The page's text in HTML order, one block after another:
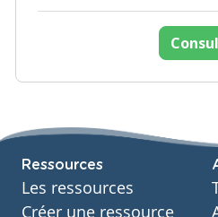
Ressources
Les ressources
Créer une ressource